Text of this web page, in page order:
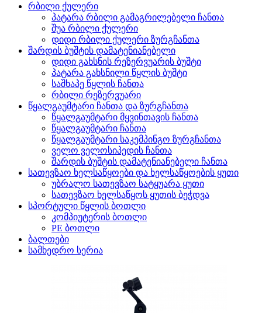
რბილი ქულერი
პატარა რბილი გამაგრილებელი ჩანთა
შუა რბილი ქულერი
დიდი რბილი ქულერი ზურგჩანთა
შარდის ბუშტის დამატენიანებელი
დიდი გახსნის რეზერვუარის ბუშტი
პატარა გახსნილი წყლის ბუშტი
საშხაპე წყლის ჩანთა
რბილი რეზერვუარი
წყალგაუმტარი ჩანთა და ზურგჩანთა
წყალგაუმტარი მყვინთავის ჩანთა
წყალგაუმტარი ჩანთა
წყალგაუმტარი საკემპინგო ზურგჩანთა
ველო ველოსიპედის ჩანთა
შარდის ბუშტის დამატენიანებელი ჩანთა
სათევზაო ხელსაწყოები და ხელსაწყოების ყუთი
უბრალო სათევზაო სატყუარა ყუთი
სათევზაო ხელსაწყოს ყუთის ბეჭდვა
სპორტული წყლის ბოთლი
კომპიუტერის ბოთლი
PE ბოთლი
ბალთები
სამხედრო სერია